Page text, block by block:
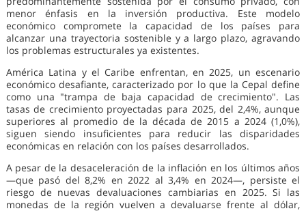
menor énfasis en la inversión productiva. Este modelo
económico compromete la capacidad de los países para
alcanzar una trayectoria sostenible y a largo plazo, agravando
los problemas estructurales ya existentes.
América Latina y el Caribe enfrentan, en 2025, un escenario
económico desafiante, caracterizado por lo que la Cepal define
como una "trampa de baja capacidad de crecimiento". Las
tasas de crecimiento proyectadas para 2025, del 2,4%, aunque
superiores al promedio de la década de 2015 a 2024 (1,0%),
siguen siendo insuficientes para reducir las disparidades
económicas en relación con los países desarrollados.
A pesar de la desaceleración de la inflación en los últimos años
—que pasó del 8,2% en 2022 al 3,4% en 2024—, persiste el
riesgo de nuevas devaluaciones cambiarias en 2025. Si las
monedas de la región vuelven a devaluarse frente al dólar,